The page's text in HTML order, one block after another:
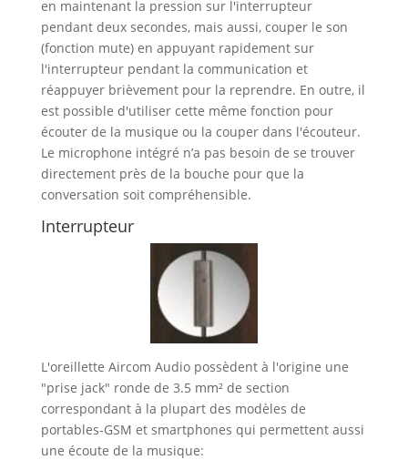
en maintenant la pression sur l'interrupteur
pendant deux secondes, mais aussi, couper le son
(fonction mute) en appuyant rapidement sur
l'interrupteur pendant la communication et
réappuyer brièvement pour la reprendre. En outre, il
est possible d'utiliser cette même fonction pour
écouter de la musique ou la couper dans l'écouteur.
Le microphone intégré n’a pas besoin de se trouver
directement près de la bouche pour que la
conversation soit compréhensible.
Interrupteur
L'oreillette Aircom Audio possèdent à l'origine une
"prise jack" ronde de 3.5 mm² de section
correspondant à la plupart des modèles de
portables-GSM et smartphones qui permettent aussi
une écoute de la musique: